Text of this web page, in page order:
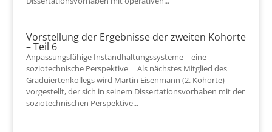
Vorstellung der Ergebnisse der zweiten Kohorte
– Teil 6
Anpassungsfähige Instandhaltungssysteme – eine
soziotechnische Perspektive Als nächstes Mitglied des
Graduiertenkollegs wird Martin Eisenmann (2. Kohorte)
vorgestellt, der sich in seinem Dissertationsvorhaben mit der
soziotechnischen Perspektive...